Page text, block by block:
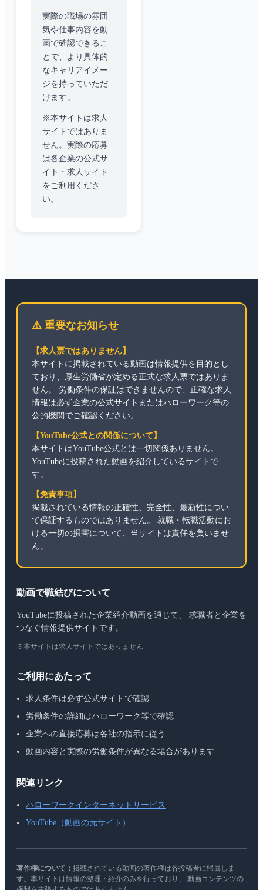
実際の職場の雰囲
気や仕事内容を動
画で確認できるこ
とで、より具体的
なキャリアイメー
ジを持っていただ
けます。
※本サイトは求人
サイトではありま
せん。実際の応募
は各企業の公式サ
イト・求人サイト
をご利用くださ
い。
⚠️ 重要なお知らせ
【求人票ではありません】
本サイトに掲載されている動画は情報提供を目的とし
ており、厚生労働省が定める正式な求人票ではありま
せん。 労働条件の保証はできませんので、正確な求人
情報は必ず企業の公式サイトまたはハローワーク等の
公的機関でご確認ください。
【YouTube公式との関係について】
本サイトはYouTube公式とは一切関係ありません。
YouTubeに投稿された動画を紹介しているサイトで
す。
【免責事項】
掲載されている情報の正確性、完全性、最新性につい
て保証するものではありません。 就職・転職活動にお
ける一切の損害について、当サイトは責任を負いませ
ん。
動画で職結びについて
YouTubeに投稿された企業紹介動画を通じて、 求職者と企業を
つなぐ情報提供サイトです。
※本サイトは求人サイトではありません
ご利用にあたって
求人条件は必ず公式サイトで確認
労働条件の詳細はハローワーク等で確認
企業への直接応募は各社の指示に従う
動画内容と実際の労働条件が異なる場合があります
関連リンク
ハローワークインターネットサービス
YouTube（動画の元サイト）
著作権について： 掲載されている動画の著作権は各投稿者に帰属しま
す。本サイトは情報の整理・紹介のみを行っており、 動画コンテンツの